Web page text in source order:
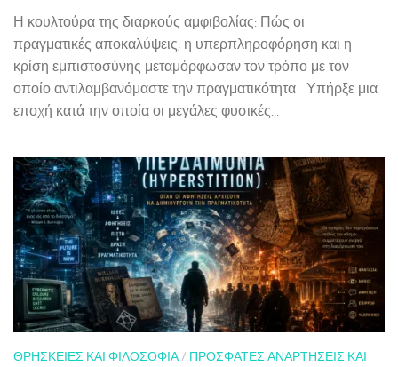
Η κουλτούρα της διαρκούς αμφιβολίας: Πώς οι
πραγματικές αποκαλύψεις, η υπερπληροφόρηση και η
κρίση εμπιστοσύνης μεταμόρφωσαν τον τρόπο με τον
οποίο αντιλαμβανόμαστε την πραγματικότητα Υπήρξε μια
εποχή κατά την οποία οι μεγάλες φυσικές...
ΘΡΗΣΚΕΊΕΣ ΚΑΙ ΦΙΛΟΣΟΦΊΑ/ ΠΡΌΣΦΑΤΕΣ ΑΝΑΡΤΉΣΕΙΣ ΚΑΙ